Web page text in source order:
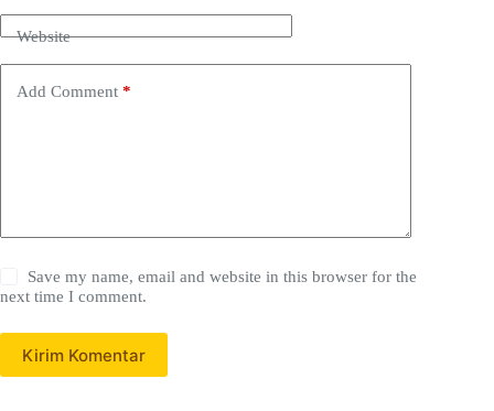
Website
Add Comment *
Save my name, email and website in this browser for the
next time I comment.
Kirim Komentar